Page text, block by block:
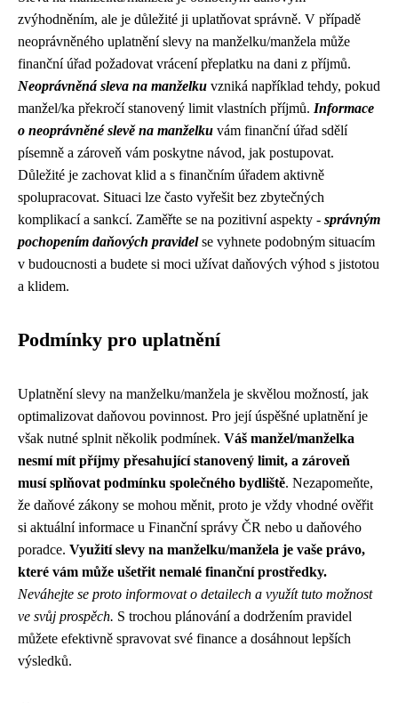
zvýhodněním, ale je důležité ji uplatňovat správně. V případě
neoprávněného uplatnění slevy na manželku/manžela může
finanční úřad požadovat vrácení přeplatku na dani z příjmů.
Neoprávněná sleva na manželku vzniká například tehdy, pokud
manžel/ka překročí stanovený limit vlastních příjmů. Informace
o neoprávněné slevě na manželku vám finanční úřad sdělí
písemně a zároveň vám poskytne návod, jak postupovat.
Důležité je zachovat klid a s finančním úřadem aktivně
spolupracovat. Situaci lze často vyřešit bez zbytečných
komplikací a sankcí. Zaměřte se na pozitivní aspekty - správným
pochopením daňových pravidelse vyhnete podobným situacím
v budoucnosti a budete si moci užívat daňových výhod s jistotou
a klidem.
Podmínky pro uplatnění
Uplatnění slevy na manželku/manžela je skvělou možností, jak
optimalizovat daňovou povinnost. Pro její úspěšné uplatnění je
však nutné splnit několik podmínek. Váš manžel/manželka
nesmí mít příjmy přesahující stanovený limit, a zároveň
musí splňovat podmínku společného bydliště. Nezapomeňte,
že daňové zákony se mohou měnit, proto je vždy vhodné ověřit
si aktuální informace u Finanční správy ČR nebo u daňového
poradce. Využití slevy na manželku/manžela je vaše právo,
které vám může ušetřit nemalé finanční prostředky.
Neváhejte se proto informovat o detailech a využít tuto možnost
ve svůj prospěch. S trochou plánování a dodržením pravidel
můžete efektivně spravovat své finance a dosáhnout lepších
výsledků.